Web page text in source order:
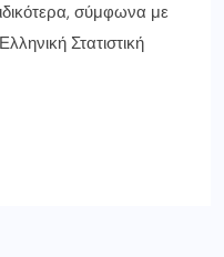
σύμφωνα με
Στατιστική